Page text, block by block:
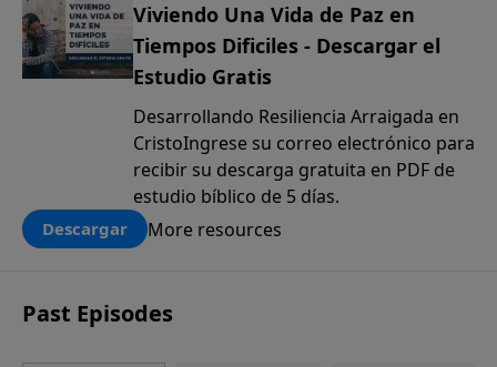
Viviendo Una Vida de Paz en
Tiempos Dificiles - Descargar el
Estudio Gratis
Desarrollando Resiliencia Arraigada en
CristoIngrese su correo electrónico para
recibir su descarga gratuita en PDF de
estudio bíblico de 5 días.
Descargar More resources
Past Episodes